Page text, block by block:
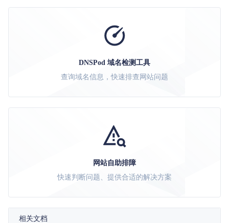
DNSPod 域名检测工具
查询域名信息，快速排查网站问题
网站自助排障
快速判断问题、提供合适的解决方案
相关文档